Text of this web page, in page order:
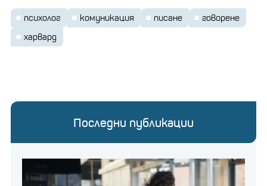
психолог комуникация писане
говорене
харвард
Последни публикации